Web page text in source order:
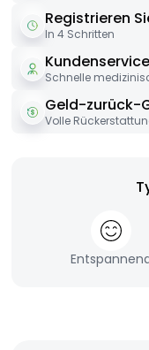
Registrieren
In 4 Schritten
Schnelle
Geld-zurück-
Volle